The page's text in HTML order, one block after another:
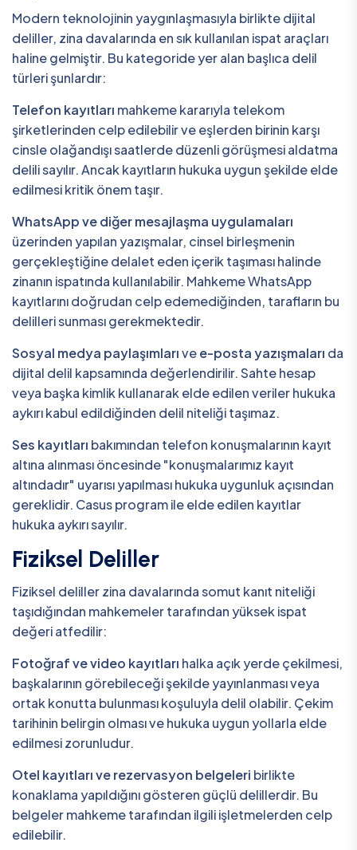
Modern teknolojinin yaygınlaşmasıyla birlikte dijital
deliller, zina davalarında en sık kullanılan ispat araçları
haline gelmiştir. Bu kategoride yer alan başlıca delil
türleri şunlardır:
Telefon kayıtları mahkeme kararıyla telekom
şirketlerinden celp edilebilir ve eşlerden birinin karşı
cinsle olağandışı saatlerde düzenli görüşmesi aldatma
delili sayılır. Ancak kayıtların hukuka uygun şekilde elde
edilmesi kritik önem taşır.
WhatsApp ve diğer mesajlaşma uygulamaları
üzerinden yapılan yazışmalar, cinsel birleşmenin
gerçekleştiğine delalet eden içerik taşıması halinde
zinanın ispatında kullanılabilir. Mahkeme WhatsApp
kayıtlarını doğrudan celp edemediğinden, tarafların bu
delilleri sunması gerekmektedir.
Sosyal medya paylaşımlarıvee-posta yazışmaları da
dijital delil kapsamında değerlendirilir. Sahte hesap
veya başka kimlik kullanarak elde edilen veriler hukuka
aykırı kabul edildiğinden delil niteliği taşımaz.
Ses kayıtları bakımından telefon konuşmalarının kayıt
altına alınması öncesinde "konuşmalarımız kayıt
altındadır" uyarısı yapılması hukuka uygunluk açısından
gereklidir. Casus program ile elde edilen kayıtlar
hukuka aykırı sayılır.
Fiziksel Deliller
Fiziksel deliller zina davalarında somut kanıt niteliği
taşıdığından mahkemeler tarafından yüksek ispat
değeri atfedilir:
Fotoğraf ve video kayıtları halka açık yerde çekilmesi,
başkalarının görebileceği şekilde yayınlanması veya
ortak konutta bulunması koşuluyla delil olabilir. Çekim
tarihinin belirgin olması ve hukuka uygun yollarla elde
edilmesi zorunludur.
Otel kayıtları ve rezervasyon belgeleri birlikte
konaklama yapıldığını gösteren güçlü delillerdir. Bu
belgeler mahkeme tarafından ilgili işletmelerden celp
edilebilir.